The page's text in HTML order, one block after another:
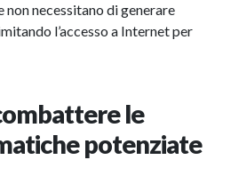
necessitano di generare
l’accesso a Internet per
le
potenziate